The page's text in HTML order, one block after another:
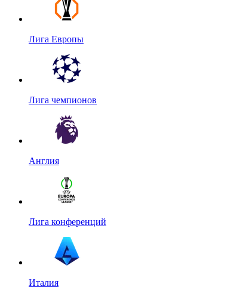
Лига Европы
Лига чемпионов
Англия
Лига конференций
Италия